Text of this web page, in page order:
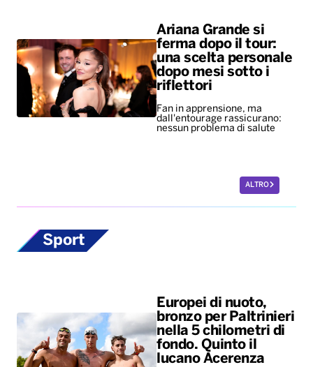
Ariana Grande si
ferma dopo il tour:
una scelta personale
dopo mesi sotto i
riflettori
Fan in apprensione, ma
dall'entourage rassicurano:
nessun problema di salute
ALTRO
Sport
Europei di nuoto,
bronzo per Paltrinieri
nella 5 chilometri di
fondo. Quinto il
lucano Acerenza